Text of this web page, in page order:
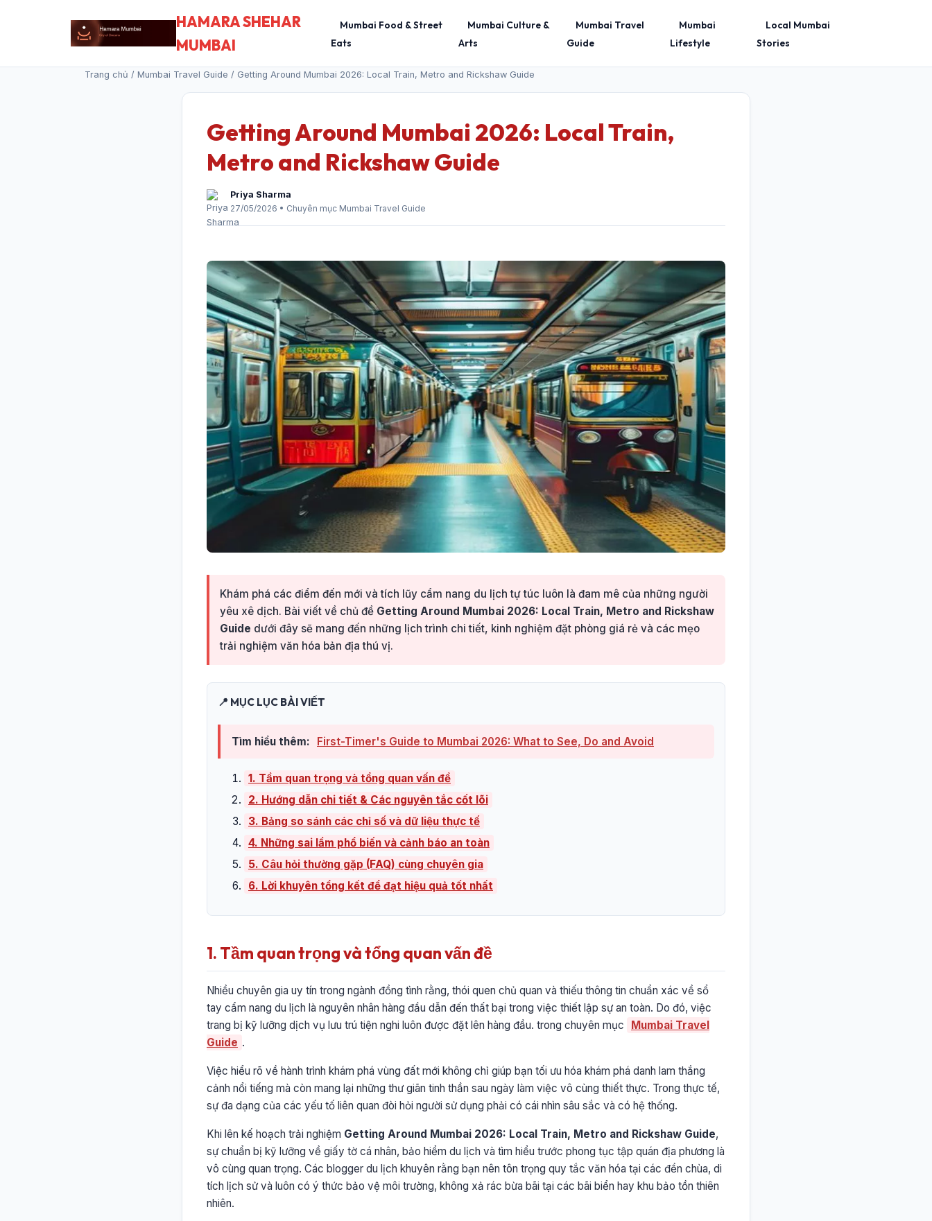
HAMARA SHEHAR
MUMBAI
Mumbai Food & Street
Eats
Mumbai Culture &
Arts
Mumbai Travel
Guide
Mumbai
Lifestyle
Local Mumbai
Stories
Trang chủ / Mumbai Travel Guide / Getting Around Mumbai 2026: Local Train, Metro and Rickshaw Guide
Getting Around Mumbai 2026: Local Train,
Metro and Rickshaw Guide
Priya Sharma
27/05/2026 • Chuyên mục Mumbai Travel Guide
Khám phá các điểm đến mới và tích lũy cẩm nang du lịch tự túc luôn là đam mê của những người
yêu xê dịch. Bài viết về chủ đề Getting Around Mumbai 2026: Local Train, Metro and Rickshaw
Guide dưới đây sẽ mang đến những lịch trình chi tiết, kinh nghiệm đặt phòng giá rẻ và các mẹo
trải nghiệm văn hóa bản địa thú vị.
📍 MỤC LỤC BÀI VIẾT
Tìm hiểu thêm: First-Timer's Guide to Mumbai 2026: What to See, Do and Avoid
1. Tầm quan trọng và tổng quan vấn đề
2. Hướng dẫn chi tiết & Các nguyên tắc cốt lõi
3. Bảng so sánh các chỉ số và dữ liệu thực tế
4. Những sai lầm phổ biến và cảnh báo an toàn
5. Câu hỏi thường gặp (FAQ) cùng chuyên gia
6. Lời khuyên tổng kết để đạt hiệu quả tốt nhất
1. Tầm quan trọng và tổng quan vấn đề
Nhiều chuyên gia uy tín trong ngành đồng tình rằng, thói quen chủ quan và thiếu thông tin chuẩn xác về sổ
tay cẩm nang du lịch là nguyên nhân hàng đầu dẫn đến thất bại trong việc thiết lập sự an toàn. Do đó, việc
trang bị kỹ lưỡng dịch vụ lưu trú tiện nghi luôn được đặt lên hàng đầu. trong chuyên mục
Mumbai Travel
Guide .
Việc hiểu rõ về hành trình khám phá vùng đất mới không chỉ giúp bạn tối ưu hóa khám phá danh lam thắng
cảnh nổi tiếng mà còn mang lại những thư giãn tinh thần sau ngày làm việc vô cùng thiết thực. Trong thực tế,
sự đa dạng của các yếu tố liên quan đòi hỏi người sử dụng phải có cái nhìn sâu sắc và có hệ thống.
Khi lên kế hoạch trải nghiệm Getting Around Mumbai 2026: Local Train, Metro and Rickshaw Guide,
sự chuẩn bị kỹ lưỡng về giấy tờ cá nhân, bảo hiểm du lịch và tìm hiểu trước phong tục tập quán địa phương là
vô cùng quan trọng. Các blogger du lịch khuyên rằng bạn nên tôn trọng quy tắc văn hóa tại các đền chùa, di
tích lịch sử và luôn có ý thức bảo vệ môi trường, không xả rác bừa bãi tại các bãi biển hay khu bảo tồn thiên
nhiên.